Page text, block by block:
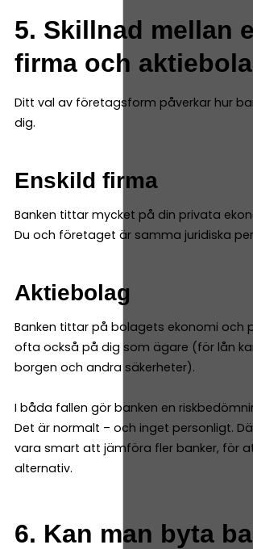
5. Skillnad mellan
firma och
Ditt val av företagsform påverkar hur
dig.
Enskild firma
Banken tittar mycket på din privata
Du och företaget är samma juridiska
Aktiebolag
Banken tittar på bolagets ekonomi och
ofta också på dig som ägare (för lån
borgen och andra säkerheter).
I båda fallen gör banken en
Det är normalt – och inget personligt.
vara smart att jämföra fler banker, för
alternativ.
6. Kan man byta